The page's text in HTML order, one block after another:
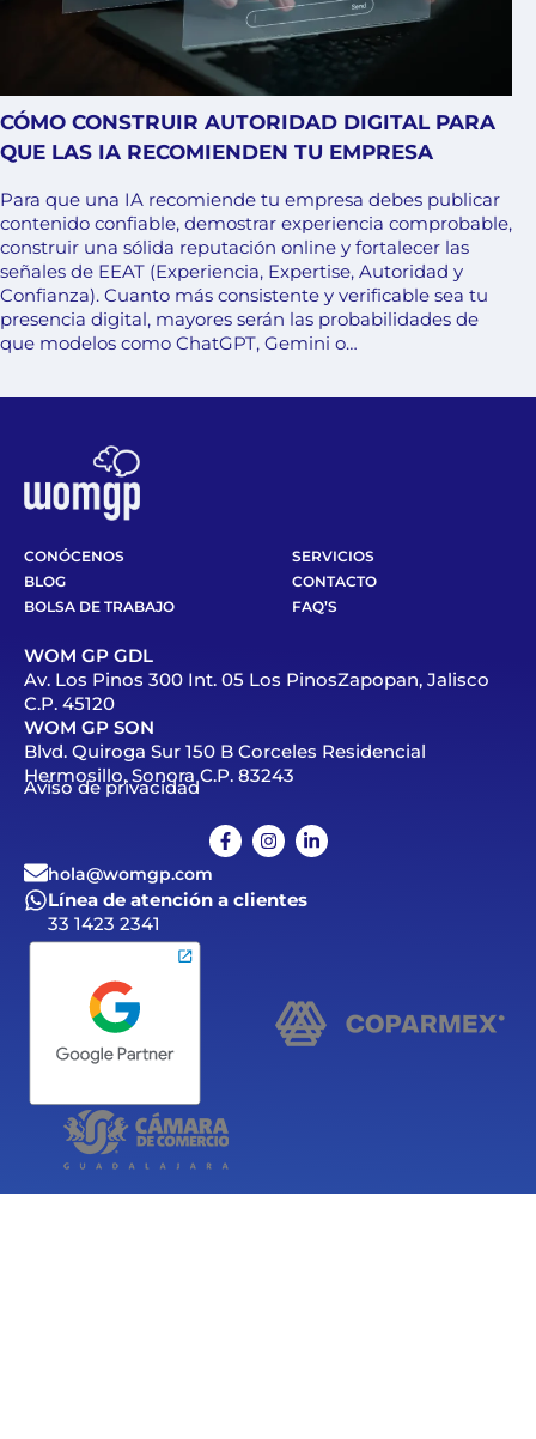
CÓMO CONSTRUIR AUTORIDAD DIGITAL PARA
QUE LAS IA RECOMIENDEN TU EMPRESA
Para que una IA recomiende tu empresa debes publicar
contenido confiable, demostrar experiencia comprobable,
construir una sólida reputación online y fortalecer las
señales de EEAT (Experiencia, Expertise, Autoridad y
Confianza). Cuanto más consistente y verificable sea tu
presencia digital, mayores serán las probabilidades de
que modelos como ChatGPT, Gemini o…
CONÓCENOS
SERVICIOS
BLOG
CONTACTO
BOLSA DE TRABAJO
FAQ’S
WOM GP GDL
Av. Los Pinos 300 Int. 05 Los PinosZapopan, Jalisco
C.P. 45120
WOM GP SON
Blvd. Quiroga Sur 150 B Corceles Residencial
Hermosillo, Sonora C.P. 83243
Aviso de privacidad
hola@womgp.com
Línea de atención a clientes
33 1423 2341